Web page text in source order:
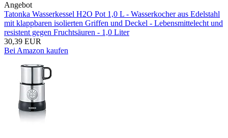
Angebot
Tatonka Wasserkessel H2O Pot 1,0 L - Wasserkocher aus Edelstahl
mit klappbaren isolierten Griffen und Deckel - Lebensmittelecht und
resistent gegen Fruchtsäuren - 1,0 Liter
30,39 EUR
Bei Amazon kaufen